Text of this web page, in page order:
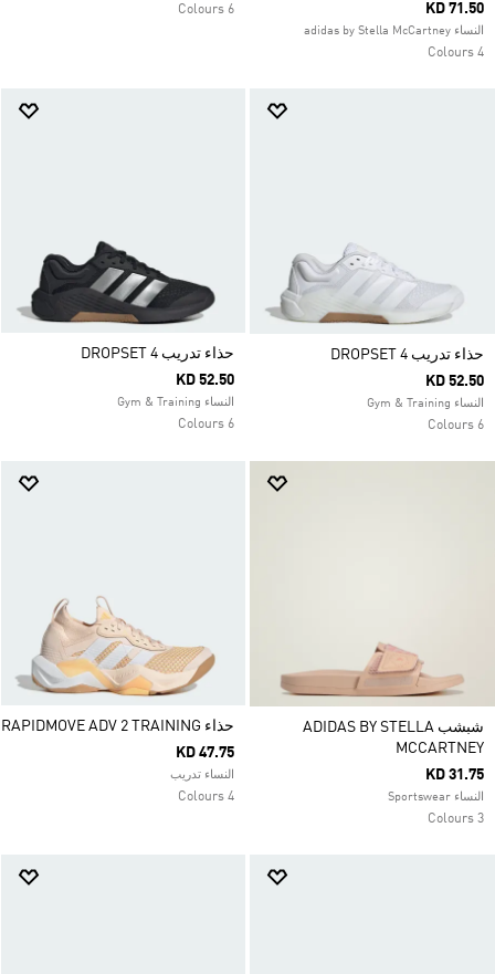
KD 71.50
النساء adidas by Stella McCartney
4 Colours
6 Colours
حذاء تدريب DROPSET 4
KD 52.50
النساء Gym & Training
6 Colours
حذاء تدريب DROPSET 4
KD 52.50
النساء Gym & Training
6 Colours
شبشب ADIDAS BY STELLA
MCCARTNEY
KD 31.75
النساء Sportswear
3 Colours
حذاء RAPIDMOVE ADV 2 TRAINING
KD 47.75
النساء تدريب
4 Colours